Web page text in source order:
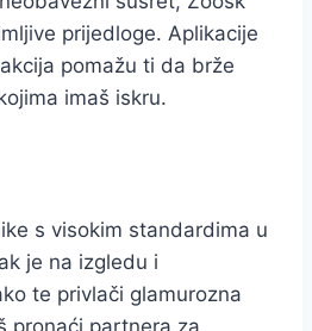
prijedloge. Aplikacije
pomažu ti da brže
imaš iskru.
s visokim standardima u
je na izgledu i
te privlači glamurozna
pronaći partnera za